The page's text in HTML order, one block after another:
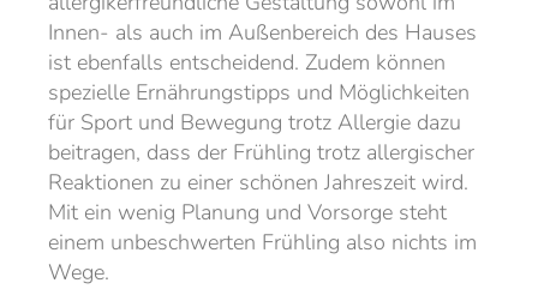
Innen- als auch im Außenbereich des Hauses
ist ebenfalls entscheidend. Zudem können
spezielle Ernährungstipps und Möglichkeiten
für Sport und Bewegung trotz Allergie dazu
beitragen, dass der Frühling trotz allergischer
Reaktionen zu einer schönen Jahreszeit wird.
Mit ein wenig Planung und Vorsorge steht
einem unbeschwerten Frühling also nichts im
Wege.